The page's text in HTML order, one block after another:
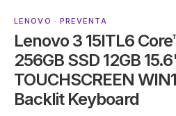
ACER
LENOVO · PREVENTA
Lenovo 3 15ITL6
256GB SSD 12GB
TOUCHSCREEN
Backlit Keyboard